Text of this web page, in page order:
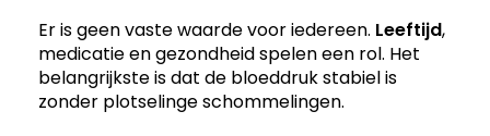
Er is geen vaste waarde voor iedereen. Leeftijd,
medicatie en gezondheid spelen een rol. Het
belangrijkste is dat de bloeddruk stabiel is
zonder plotselinge schommelingen.